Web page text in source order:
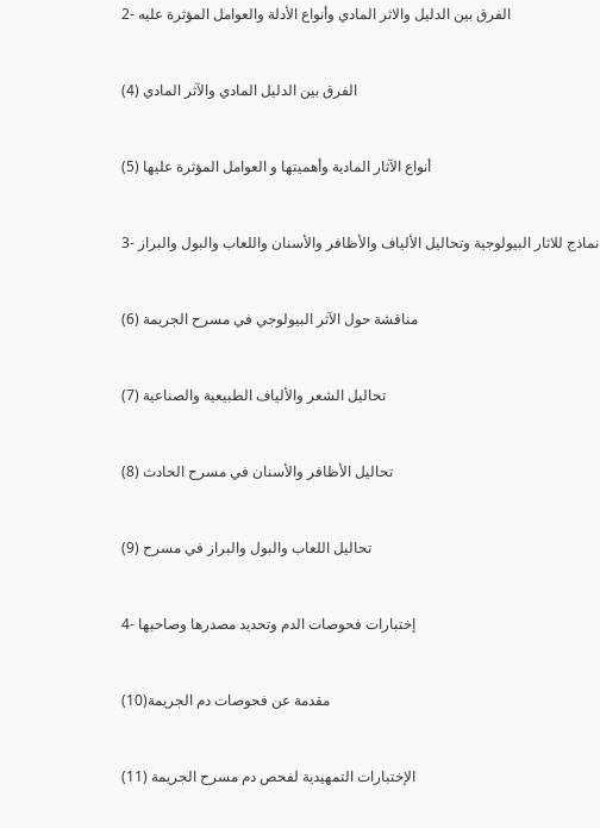
2- الفرق بين الدليل والاثر المادي وأنواع الأدلة والعوامل المؤثرة عليه
(4) الفرق بين الدليل المادي والآثر المادي
(5) أنواع الآثار المادية وأهميتها و العوامل المؤثرة عليها
3- نماذج للاثار البيولوجية وتحاليل الألياف والأظافر والأسنان واللعاب والبول والبراز
(6) مناقشة حول الآثر البيولوجي في مسرح الجريمة
(7) تحاليل الشعر والألياف الطبيعية والصناعية
(8) تحاليل الأظافر والأسنان في مسرح الحادث
(9) تحاليل اللعاب والبول والبراز في مسرح
4- إختبارات فحوصات الدم وتحديد مصدرها وصاحبها
(10)مقدمة عن فحوصات دم الجريمة
(11) الإختبارات التمهيدية لفحص دم مسرح الجريمة